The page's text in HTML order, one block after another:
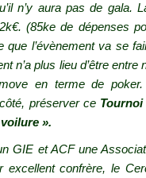
n’y aura pas de gala.
(85ke de dépenses
l’évènement va se
n’a plus lieu d’être
en terme de poker.
préserver ceTournoi
».
GIE et ACF une
excellent confrère, le